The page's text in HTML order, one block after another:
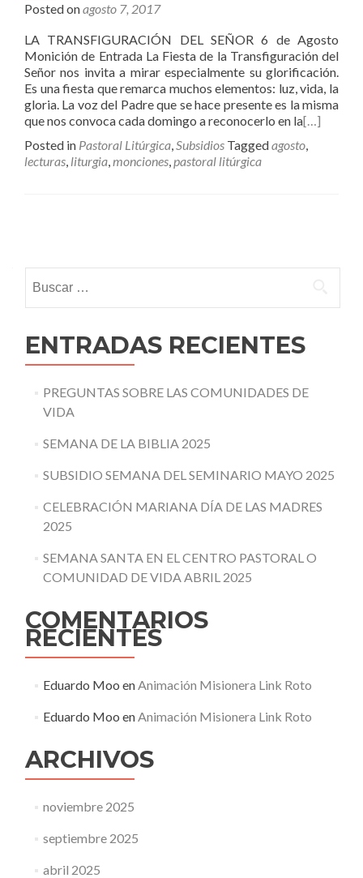
Posted onagosto 7, 2017
LA TRANSFIGURACIÓN DEL SEÑOR 6 de Agosto
Monición de Entrada La Fiesta de la Transfiguración del
Señor nos invita a mirar especialmente su glorificación.
Es una fiesta que remarca muchos elementos: luz, vida, la
gloria. La voz del Padre que se hace presente es la misma
que nos convoca cada domingo a reconocerlo en la[…]
Posted in Pastoral Litúrgica,Subsidios Taggedagosto,
lecturas, liturgia,monciones,pastoral litúrgica
navigation
ENTRADAS RECIENTES
PREGUNTAS SOBRE LAS COMUNIDADES DE
VIDA
SEMANA DE LA BIBLIA 2025
SUBSIDIO SEMANA DEL SEMINARIO MAYO 2025
CELEBRACIÓN MARIANA DÍA DE LAS MADRES
2025
SEMANA SANTA EN EL CENTRO PASTORAL O
COMUNIDAD DE VIDA ABRIL 2025
COMENTARIOS
RECIENTES
Eduardo Moo enAnimación Misionera Link Roto
Eduardo Moo enAnimación Misionera Link Roto
ARCHIVOS
noviembre 2025
septiembre 2025
abril 2025